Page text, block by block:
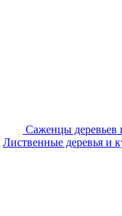
Саженцы деревьев
Лиственные деревья и